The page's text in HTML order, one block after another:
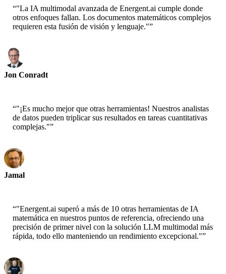
“"La IA multimodal avanzada de Energent.ai cumple donde
otros enfoques fallan. Los documentos matemáticos complejos
requieren esta fusión de visión y lenguaje."”
Jon Conradt
“"¡Es mucho mejor que otras herramientas! Nuestros analistas
de datos pueden triplicar sus resultados en tareas cuantitativas
complejas."”
Jamal
“"Energent.ai superó a más de 10 otras herramientas de IA
matemática en nuestros puntos de referencia, ofreciendo una
precisión de primer nivel con la solución LLM multimodal más
rápida, todo ello manteniendo un rendimiento excepcional."”